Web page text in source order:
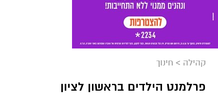
קהילה > חינוך
פ​רלמנט הילדים בראשון לציון